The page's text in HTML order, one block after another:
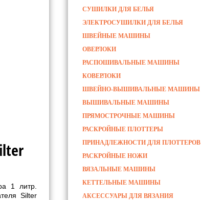
1 литр.
Silter
СУШИЛКИ ДЛЯ БЕЛЬЯ
ЭЛЕКТРОСУШИЛКИ ДЛЯ БЕЛЬЯ
ШВЕЙНЫЕ МАШИНЫ
ОВЕРЛОКИ
РАСПОШИВАЛЬНЫЕ МАШИНЫ
КОВЕРЛОКИ
ШВЕЙНО-ВЫШИВАЛЬНЫЕ МАШИНЫ
ВЫШИВАЛЬНЫЕ МАШИНЫ
ПРЯМОСТРОЧНЫЕ МАШИНЫ
РАСКРОЙНЫЕ ПЛОТТЕРЫ
ПРИНАДЛЕЖНОСТИ ДЛЯ ПЛОТТЕРОВ
РАСКРОЙНЫЕ НОЖИ
ВЯЗАЛЬНЫЕ МАШИНЫ
КЕТТЕЛЬНЫЕ МАШИНЫ
АКСЕССУАРЫ ДЛЯ ВЯЗАНИЯ